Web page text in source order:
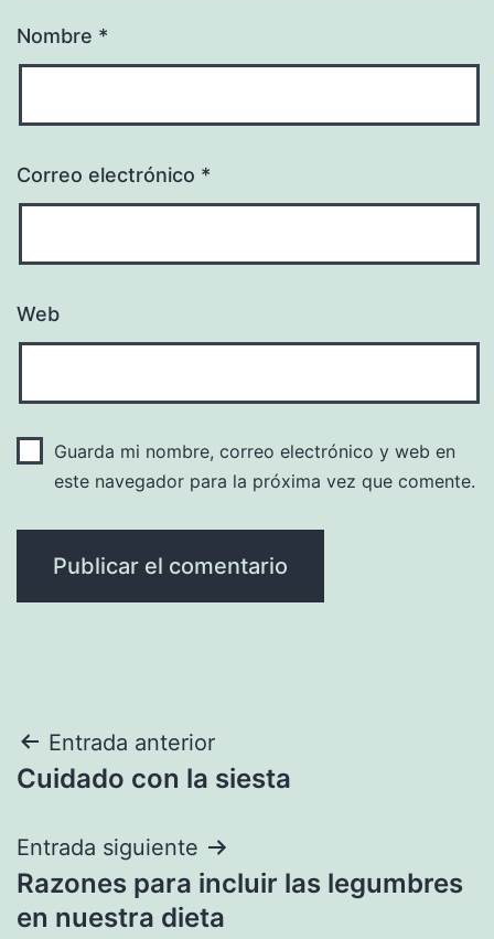
Nombre *
Correo electrónico *
Web
Guarda mi nombre, correo electrónico y web en
este navegador para la próxima vez que comente.
Navegación
de
entradas
Entrada anterior
Cuidado con la siesta
Entrada siguiente
Razones para incluir las legumbres
en nuestra dieta